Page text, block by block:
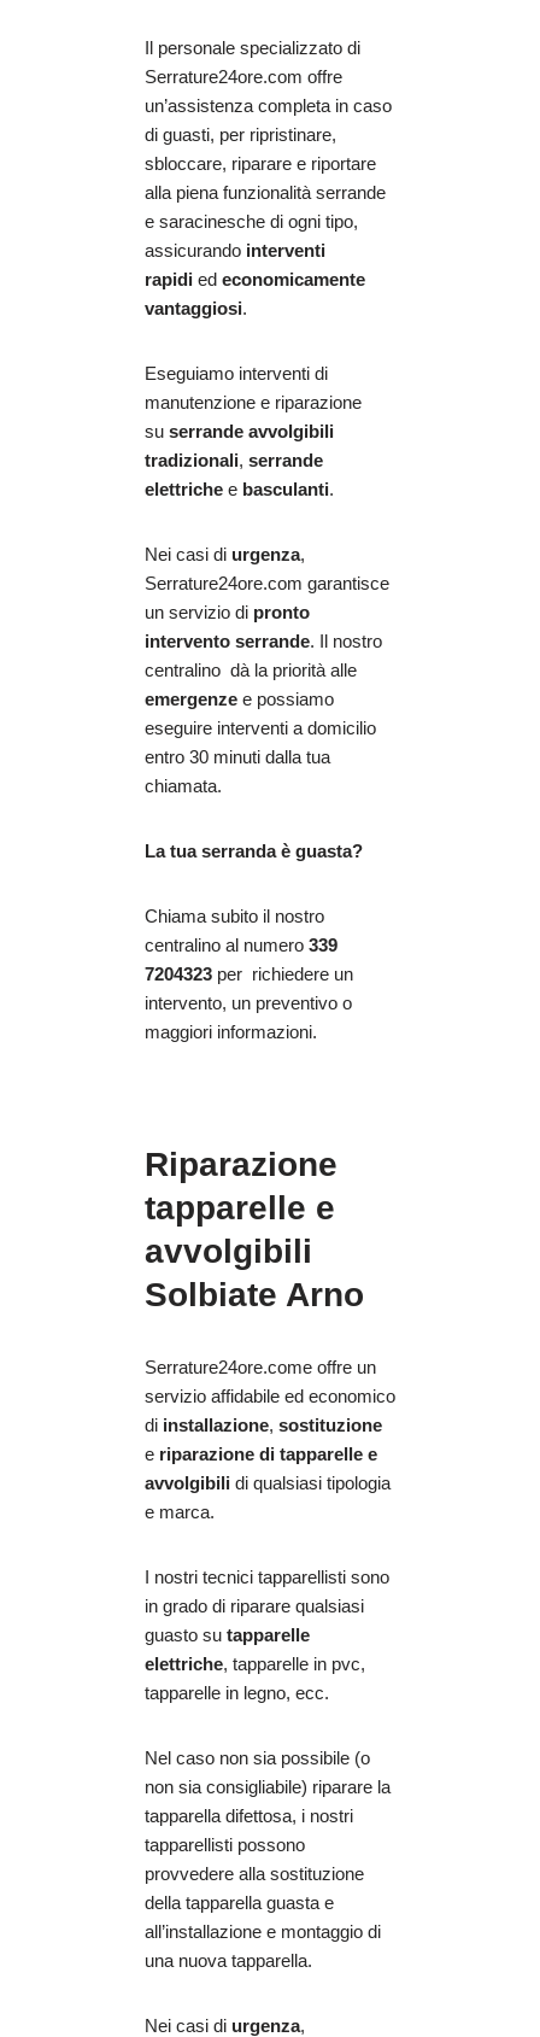
Il personale specializzato di
Serrature24ore.com offre
un’assistenza completa in caso
di guasti, per ripristinare,
sbloccare, riparare e riportare
alla piena funzionalità serrande
e saracinesche di ogni tipo,
assicurando interventi
rapidi ed economicamente
vantaggiosi.
Eseguiamo interventi di
manutenzione e riparazione
su serrande avvolgibili
tradizionali, serrande
elettriche e basculanti.
Nei casi di urgenza,
Serrature24ore.com garantisce
un servizio di pronto
intervento serrande. Il nostro
centralino dà la priorità alle
emergenze e possiamo
eseguire interventi a domicilio
entro 30 minuti dalla tua
chiamata.
La tua serranda è guasta?
Chiama subito il nostro
centralino al numero 339
7204323 per richiedere un
intervento, un preventivo o
maggiori informazioni.
Riparazione
tapparelle e
avvolgibili
Solbiate Arno
Serrature24ore.come offre un
servizio affidabile ed economico
di installazione, sostituzione
e riparazione di tapparelle e
avvolgibili di qualsiasi tipologia
e marca.
I nostri tecnici tapparellisti sono
in grado di riparare qualsiasi
guasto su tapparelle
elettriche, tapparelle in pvc,
tapparelle in legno, ecc.
Nel caso non sia possibile (o
non sia consigliabile) riparare la
tapparella difettosa, i nostri
tapparellisti possono
provvedere alla sostituzione
della tapparella guasta e
all’installazione e montaggio di
una nuova tapparella.
Nei casi di urgenza,